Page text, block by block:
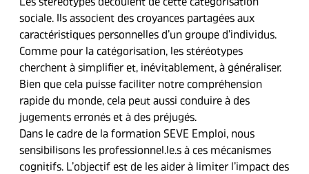
sociale. Ils associent des croyances partagées aux
caractéristiques personnelles d’un groupe d’individus.
Comme pour la catégorisation, les stéréotypes
cherchent à simplifier et, inévitablement, à généraliser.
Bien que cela puisse faciliter notre compréhension
rapide du monde, cela peut aussi conduire à des
jugements erronés et à des préjugés.
Dans le cadre de la formation SEVE Emploi, nous
sensibilisons les professionnel.le.s à ces mécanismes
cognitifs. L’objectif est de les aider à limiter l’impact des